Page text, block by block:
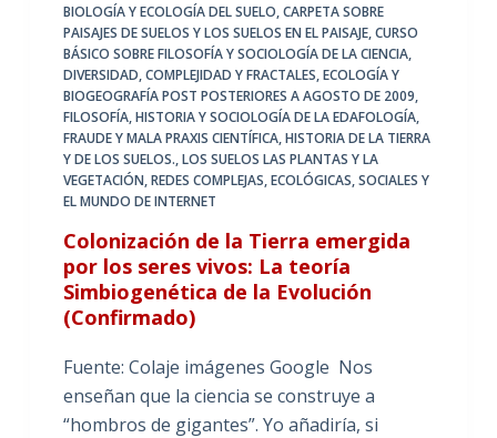
BIOLOGÍA Y ECOLOGÍA DEL SUELO,CARPETA SOBRE
PAISAJES DE SUELOS Y LOS SUELOS EN EL PAISAJE,CURSO
BÁSICO SOBRE FILOSOFÍA Y SOCIOLOGÍA DE LA CIENCIA,
DIVERSIDAD, COMPLEJIDAD Y FRACTALES,ECOLOGÍA Y
BIOGEOGRAFÍA POST POSTERIORES A AGOSTO DE 2009,
FILOSOFÍA, HISTORIA Y SOCIOLOGÍA DE LA EDAFOLOGÍA,
FRAUDE Y MALA PRAXIS CIENTÍFICA,HISTORIA DE LA TIERRA
Y DE LOS SUELOS.,LOS SUELOS LAS PLANTAS Y LA
VEGETACIÓN,REDES COMPLEJAS, ECOLÓGICAS, SOCIALES Y
EL MUNDO DE INTERNET
Colonización de la Tierra emergida
por los seres vivos: La teoría
Simbiogenética de la Evolución
(Confirmado)
Fuente: Colaje imágenes Google Nos
enseñan que la ciencia se construye a
“hombros de gigantes”. Yo añadiría, si